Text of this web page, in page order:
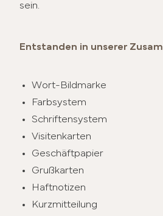
sein.
Entstanden in unserer
Wort-Bildmarke
Farbsystem
Schriftensystem
Visitenkarten
Geschäftpapier
Grußkarten
Haftnotizen
Kurzmitteilung